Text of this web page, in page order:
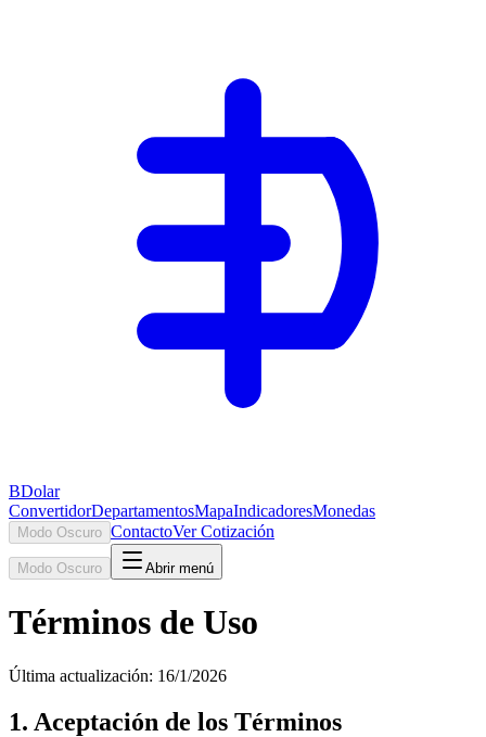
BDolar
ConvertidorDepartamentosMapaIndicadoresMonedas
Modo Oscuro ContactoVer Cotización
Modo Oscuro Abrir menú
Términos de Uso
Última actualización: 16/1/2026
1. Aceptación de los Términos